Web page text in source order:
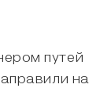
путей
на